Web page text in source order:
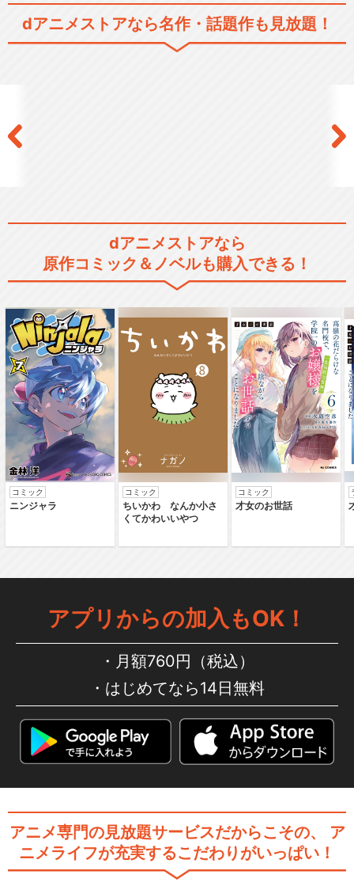
dアニメストアなら名作・話題作も見放題！
dアニメストアなら
原作コミック＆ノベルも購入できる！
コミック
ニンジャラ
コミック
ちいかわ なんか小さ
くてかわいいやつ
コミック
才女のお世話
アプリからの加入もOK！
月額760円（税込）
はじめてなら14日無料
アニメ専門の見放題サービスだからこその、
ア
ニメライフが充実するこだわりがいっぱい！